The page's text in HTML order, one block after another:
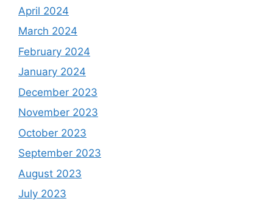
April 2024
March 2024
February 2024
January 2024
December 2023
November 2023
October 2023
September 2023
August 2023
July 2023